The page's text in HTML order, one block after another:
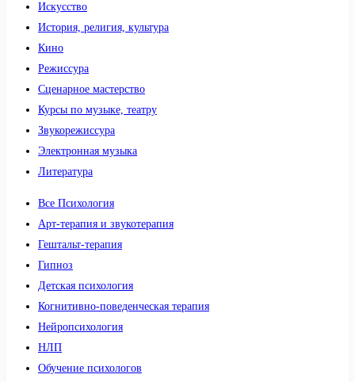
Искусство
История, религия, культура
Кино
Режиссура
Сценарное мастерство
Курсы по музыке, театру
Звукорежиссура
Электронная музыка
Литература
Все Психология
Арт-терапия и звукотерапия
Гештальт-терапия
Гипноз
Детская психология
Когнитивно-поведенческая терапия
Нейропсихология
НЛП
Обучение психологов